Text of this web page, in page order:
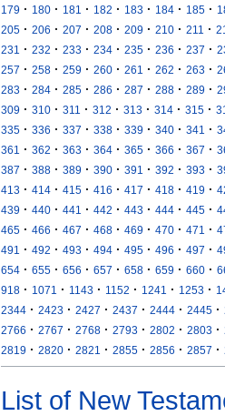
179 · 180 · 181 · 182 · 183 · 184 · 185 ·
205 · 206 · 207 · 208 · 209 · 210 · 211 ·
231
· 232 · 233 · 234 · 235 · 236 · 237 ·
257 · 258 · 259 · 260 · 261 · 262 · 263 ·
283 · 284 · 285 · 286 · 287 · 288 · 289 ·
309 · 310 · 311 · 312 · 313 · 314 · 315 ·
335 · 336 · 337 · 338 · 339 · 340 · 341 ·
361
· 362 · 363 · 364 · 365 · 366 · 367 ·
387 · 388 · 389 · 390 · 391 · 392 · 393 ·
413 · 414 · 415 · 416 · 417 · 418 · 419 ·
439 · 440 · 441 · 442 · 443 · 444 · 445 ·
465 · 466 · 467 · 468 · 469 · 470 · 471 ·
491
· 492 · 493 · 494 · 495 · 496 · 497 ·
654 · 655 · 656 · 657 · 658 · 659 · 660 ·
918 · 1071 · 1143 · 1152 · 1241 · 1253 ·
2344 · 2423 · 2427 · 2437 · 2444 · 2445 ·
2766 · 2767 · 2768 · 2793 · 2802 · 2803 ·
2819 · 2820 · 2821 · 2855 · 2856 · 2857 ·
List of New